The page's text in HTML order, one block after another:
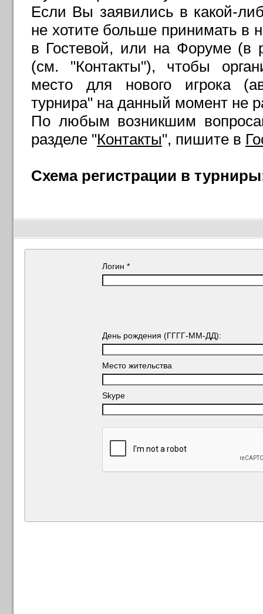
Если Вы заявились в какой-
не хотите больше принимать в
в Гостевой, или на Форуме (в
(см. "Контакты"), чтобы
место для нового игрока
турнира" на данный момент не
По любым возникшим
разделе "Контакты", пишите в
Схема регистрации в
Логин *
День рождения (ГГГГ-ММ-ДД):
Место жительства
Skype